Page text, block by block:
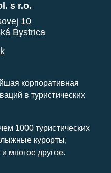
s r.o.
10
Bystrica
корпоративная
в туристических
1000 туристических
курорты,
многое другое.